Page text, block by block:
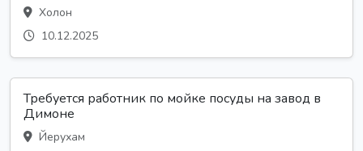
Холон
10.12.2025
Требуется работник по мойке посуды на завод в
Димоне
Йерухам